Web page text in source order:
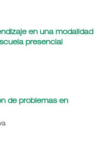
en una modalidad
presencial
de problemas en